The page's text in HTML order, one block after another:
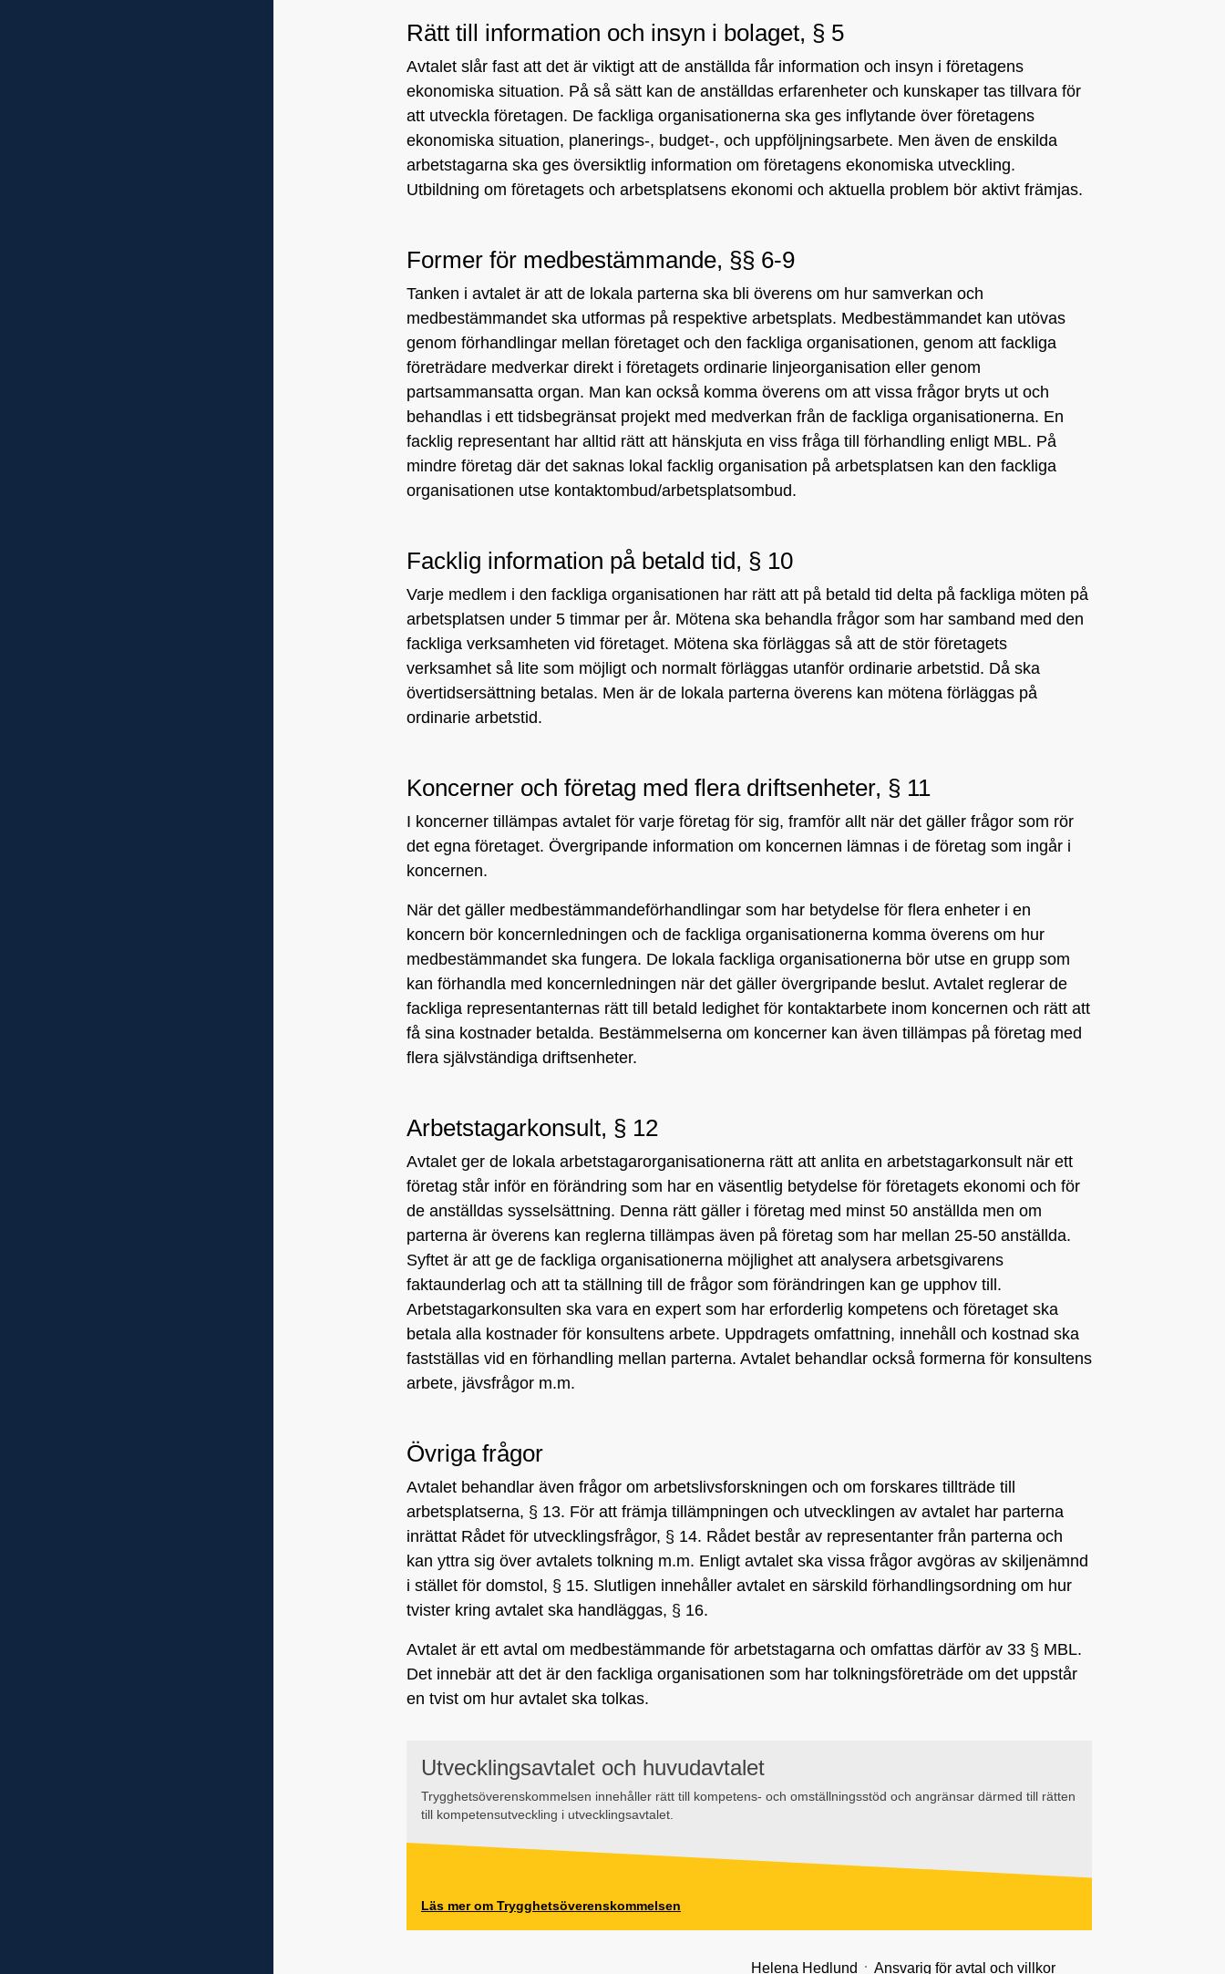
Rätt till information och insyn i bolaget, § 5
Avtalet slår fast att det är viktigt att de anställda får information och insyn i företagens
ekonomiska situation. På så sätt kan de anställdas erfarenheter och kunskaper tas tillvara för
att utveckla företagen. De fackliga organisationerna ska ges inflytande över företagens
ekonomiska situation, planerings-, budget-, och uppföljningsarbete. Men även de enskilda
arbetstagarna ska ges översiktlig information om företagens ekonomiska utveckling.
Utbildning om företagets och arbetsplatsens ekonomi och aktuella problem bör aktivt främjas.
Former för medbestämmande, §§ 6-9
Tanken i avtalet är att de lokala parterna ska bli överens om hur samverkan och
medbestämmandet ska utformas på respektive arbetsplats. Medbestämmandet kan utövas
genom förhandlingar mellan företaget och den fackliga organisationen, genom att fackliga
företrädare medverkar direkt i företagets ordinarie linjeorganisation eller genom
partsammansatta organ. Man kan också komma överens om att vissa frågor bryts ut och
behandlas i ett tidsbegränsat projekt med medverkan från de fackliga organisationerna. En
facklig representant har alltid rätt att hänskjuta en viss fråga till förhandling enligt MBL. På
mindre företag där det saknas lokal facklig organisation på arbetsplatsen kan den fackliga
organisationen utse kontaktombud/arbetsplatsombud.
Facklig information på betald tid, § 10
Varje medlem i den fackliga organisationen har rätt att på betald tid delta på fackliga möten på
arbetsplatsen under 5 timmar per år. Mötena ska behandla frågor som har samband med den
fackliga verksamheten vid företaget. Mötena ska förläggas så att de stör företagets
verksamhet så lite som möjligt och normalt förläggas utanför ordinarie arbetstid. Då ska
övertidsersättning betalas. Men är de lokala parterna överens kan mötena förläggas på
ordinarie arbetstid.
Koncerner och företag med flera driftsenheter, § 11
I koncerner tillämpas avtalet för varje företag för sig, framför allt när det gäller frågor som rör
det egna företaget. Övergripande information om koncernen lämnas i de företag som ingår i
koncernen.
När det gäller medbestämmandeförhandlingar som har betydelse för flera enheter i en
koncern bör koncernledningen och de fackliga organisationerna komma överens om hur
medbestämmandet ska fungera. De lokala fackliga organisationerna bör utse en grupp som
kan förhandla med koncernledningen när det gäller övergripande beslut. Avtalet reglerar de
fackliga representanternas rätt till betald ledighet för kontaktarbete inom koncernen och rätt att
få sina kostnader betalda. Bestämmelserna om koncerner kan även tillämpas på företag med
flera självständiga driftsenheter.
Arbetstagarkonsult, § 12
Avtalet ger de lokala arbetstagarorganisationerna rätt att anlita en arbetstagarkonsult när ett
företag står inför en förändring som har en väsentlig betydelse för företagets ekonomi och för
de anställdas sysselsättning. Denna rätt gäller i företag med minst 50 anställda men om
parterna är överens kan reglerna tillämpas även på företag som har mellan 25-50 anställda.
Syftet är att ge de fackliga organisationerna möjlighet att analysera arbetsgivarens
faktaunderlag och att ta ställning till de frågor som förändringen kan ge upphov till.
Arbetstagarkonsulten ska vara en expert som har erforderlig kompetens och företaget ska
betala alla kostnader för konsultens arbete. Uppdragets omfattning, innehåll och kostnad ska
fastställas vid en förhandling mellan parterna. Avtalet behandlar också formerna för konsultens
arbete, jävsfrågor m.m.
Övriga frågor
Avtalet behandlar även frågor om arbetslivsforskningen och om forskares tillträde till
arbetsplatserna, § 13. För att främja tillämpningen och utvecklingen av avtalet har parterna
inrättat Rådet för utvecklingsfrågor, § 14. Rådet består av representanter från parterna och
kan yttra sig över avtalets tolkning m.m. Enligt avtalet ska vissa frågor avgöras av skiljenämnd
i stället för domstol, § 15. Slutligen innehåller avtalet en särskild förhandlingsordning om hur
tvister kring avtalet ska handläggas, § 16.
Avtalet är ett avtal om medbestämmande för arbetstagarna och omfattas därför av 33 § MBL.
Det innebär att det är den fackliga organisationen som har tolkningsföreträde om det uppstår
en tvist om hur avtalet ska tolkas.
Utvecklingsavtalet och huvudavtalet
Trygghetsöverenskommelsen innehåller rätt till kompetens- och omställningsstöd och angränsar därmed till rätten
till kompetensutveckling i utvecklingsavtalet.
Läs mer om Trygghetsöverenskommelsen
Helena Hedlund Ansvarig för avtal och villkor